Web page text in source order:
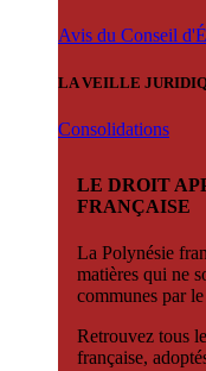
Avis du Conseil
LA VEILLE
Consolidations
LE DROIT
FRANÇAISE
La Polynésie
matières qui ne
communes par
Retrouvez tous
française,